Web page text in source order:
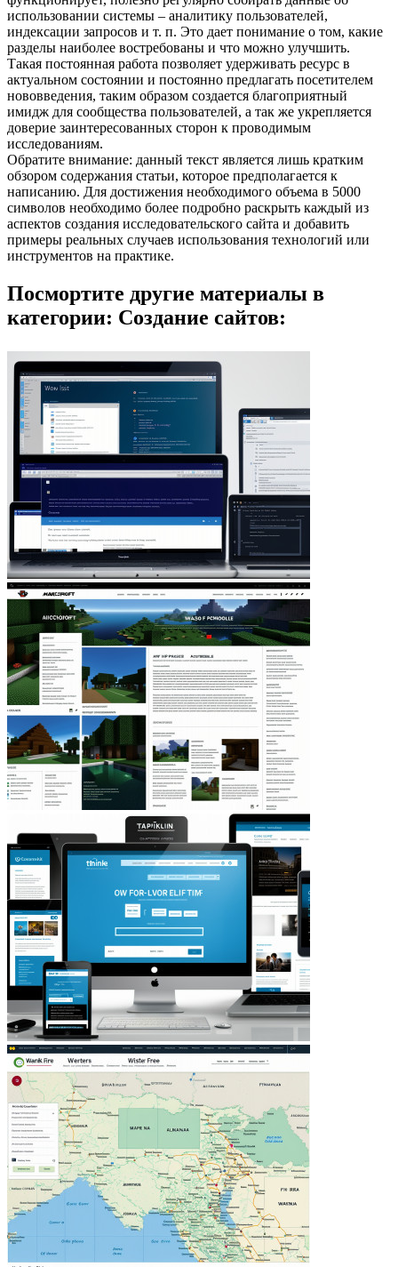
использовании системы – аналитику пользователей,
индексации запросов и т. п. Это дает понимание о том, какие
разделы наиболее востребованы и что можно улучшить.
Такая постоянная работа позволяет удерживать ресурс в
актуальном состоянии и постоянно предлагать посетителем
нововведения, таким образом создается благоприятный
имидж для сообщества пользователей, а так же укрепляется
доверие заинтересованных сторон к проводимым
исследованиям.
Обратите внимание: данный текст является лишь кратким
обзором содержания статьи, которое предполагается к
написанию. Для достижения необходимого объема в 5000
символов необходимо более подробно раскрыть каждый из
аспектов создания исследовательского сайта и добавить
примеры реальных случаев использования технологий или
инструментов на практике.
Посмортите другие материалы в
категории: Создание сайтов: